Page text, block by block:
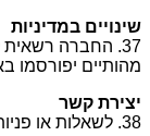
שינויים במדיניות
37. החברה
מהותיים יפורסמו
יצירת קשר
38. לשאלות או פניות בנוגע למדיניות זו ניתן לפנות אל: